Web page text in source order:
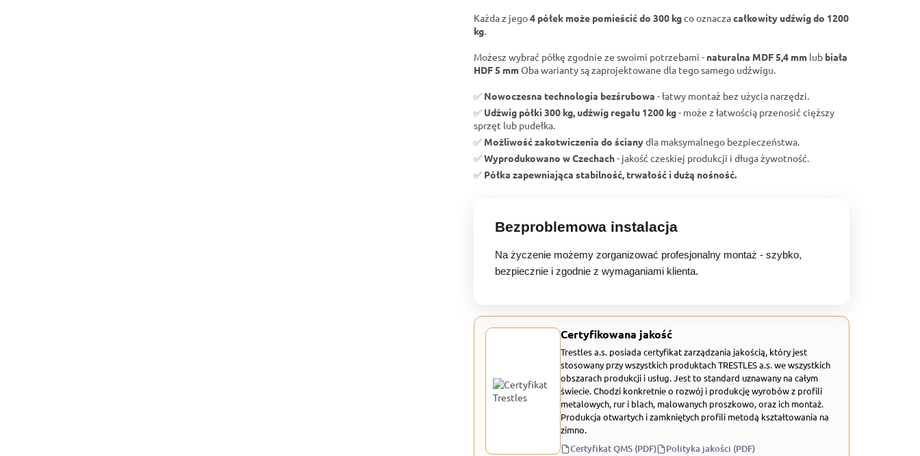
Każda z jego4 półek może pomieścić do 300 kgco oznaczacałkowity udźwig do 1200
kg.
Możesz wybrać półkę zgodnie ze swoimi potrzebami - naturalna MDF 5,4 mm lub biała
HDF 5 mmOba warianty są zaprojektowane dla tego samego udźwigu.
✅ Nowoczesna technologia bezśrubowa - łatwy montaż bez użycia narzędzi.
✅ Udźwig półki 300 kg, udźwig regału 1200 kg- może z łatwością przenosić cięższy
sprzęt lub pudełka.
✅ Możliwość zakotwiczenia do ścianydla maksymalnego bezpieczeństwa.
✅Wyprodukowano w Czechach- jakość czeskiej produkcji i długa żywotność.
✅ Półka zapewniająca stabilność, trwałość i dużą nośność.
Bezproblemowa instalacja
Na życzenie możemy zorganizować profesjonalny montaż - szybko,
bezpiecznie i zgodnie z wymaganiami klienta.
Certyfikowana jakość
Trestles a.s. posiada certyfikat zarządzania jakością, który jest
stosowany przy wszystkich produktach TRESTLES a.s. we wszystkich
obszarach produkcji i usług. Jest to standard uznawany na całym
świecie. Chodzi konkretnie o rozwój i produkcję wyrobów z profili
metalowych, rur i blach, malowanych proszkowo, oraz ich montaż.
Produkcja otwartych i zamkniętych profili metodą kształtowania na
zimno.
Certyfikat QMS (PDF) Polityka jakości (PDF)